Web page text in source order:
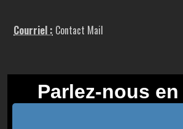
Courriel : Contact Mail